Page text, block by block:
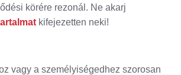
körére rezonál. Ne akarj
kifejezetten neki!
vagy a személyiségedhez szorosan